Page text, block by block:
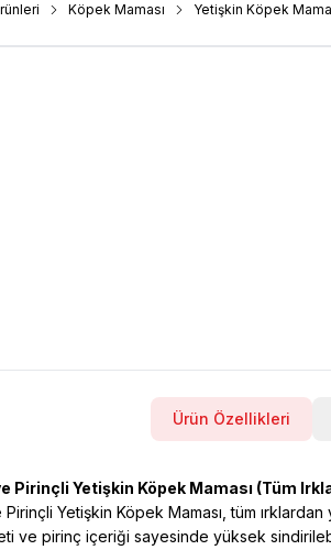
Köpek Maması Yetişkin Köpek
Ürün Özellikleri
Pirinçli Yetişkin Köpek Maması (Tüm
Yetişkin Köpek Maması, tüm
eti ve pirinç içeriği sayesinde yüksek